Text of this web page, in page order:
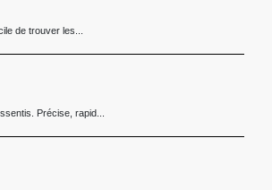
de trouver les...
Précise, rapid...